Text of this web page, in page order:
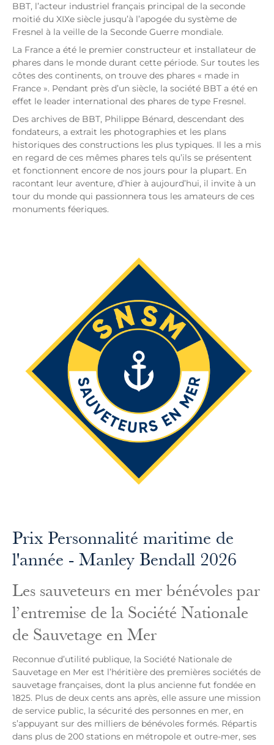
BBT, l’acteur industriel français principal de la seconde
moitié du XIXe siècle jusqu’à l’apogée du système de
Fresnel à la veille de la Seconde Guerre mondiale.
La France a été le premier constructeur et installateur de
phares dans le monde durant cette période. Sur toutes les
côtes des continents, on trouve des phares « made in
France ». Pendant près d’un siècle, la société BBT a été en
effet le leader international des phares de type Fresnel.
Des archives de BBT, Philippe Bénard, descendant des
fondateurs, a extrait les photographies et les plans
historiques des constructions les plus typiques. Il les a mis
en regard de ces mêmes phares tels qu’ils se présentent
et fonctionnent encore de nos jours pour la plupart. En
racontant leur aventure, d’hier à aujourd’hui, il invite à un
tour du monde qui passionnera tous les amateurs de ces
monuments féeriques.
Prix Personnalité maritime de
l'année - Manley Bendall 2026
Les sauveteurs en mer bénévoles par
l’entremise de la Société Nationale
de Sauvetage en Mer
Reconnue d’utilité publique, la Société Nationale de
Sauvetage en Mer est l’héritière des premières sociétés de
sauvetage françaises, dont la plus ancienne fut fondée en
1825. Plus de deux cents ans après, elle assure une mission
de service public, la sécurité des personnes en mer, en
s’appuyant sur des milliers de bénévoles formés. Répartis
dans plus de 200 stations en métropole et outre-mer, ses